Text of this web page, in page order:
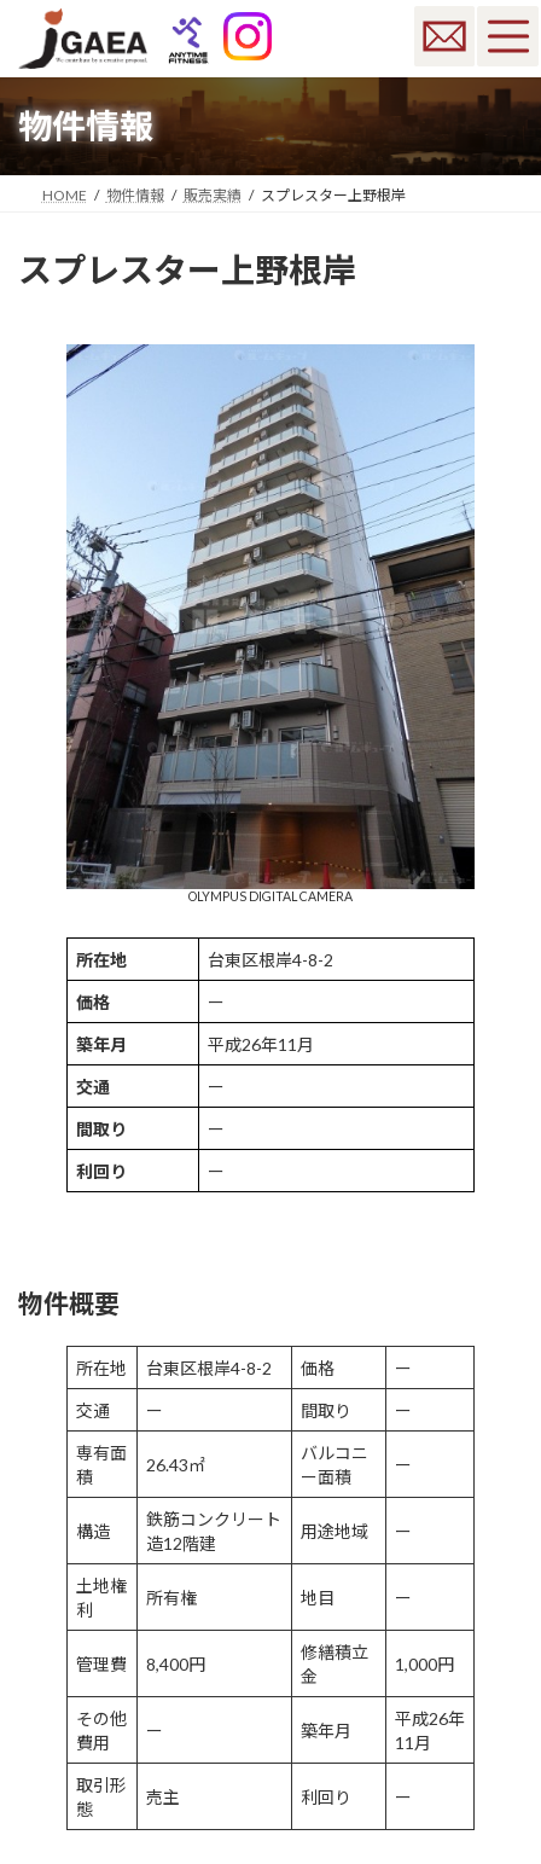
ン
ツ
キ
ー
シ
に
物件情報
HOME 物件情報 販売実績 スプレスター上野根岸
スプレスター上野根岸
OLYMPUS DIGITAL CAMERA
所在地 台東区根岸4-8-2
価格 ー
築年月 平成26年11月
交通 ー
間取り ー
利回り ー
物件概要
所在地 台東区根岸4-8-2 価格 ー
交通 ー 間取り ー
専有面
積
26.43㎡
バルコニ
ー面積
ー
構造
鉄筋コンクリート
造12階建
用途地域 ー
土地権
利
所有権 地目 ー
管理費 8,400円
修繕積立
金
1,000円
その他
費用
ー 築年月
平成26年
11月
取引形
態
売主 利回り ー